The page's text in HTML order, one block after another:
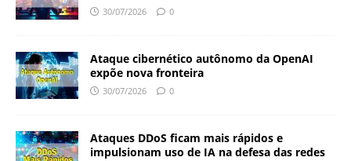
30/07/2026 0
Ataque cibernético autônomo da OpenAI
expõe nova fronteira
30/07/2026 0
Ataques DDoS ficam mais rápidos e
impulsionam uso de IA na defesa das redes